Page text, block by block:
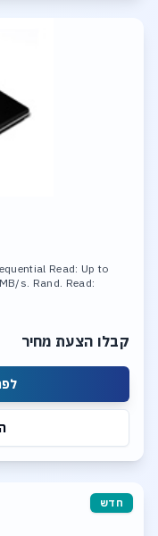
Read: Up to
s. Rand. Read:
קבלו הצעת מחיר
חדש